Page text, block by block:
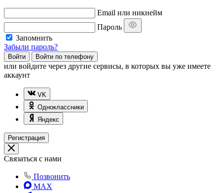
Email или никнейм
Пароль
Запомнить
Забыли пароль?
Войти Войти по телефону
или войдите через другие сервисы, в которых вы уже имеете
аккаунт
VK
Одноклассники
Яндекс
Регистрация
Связаться с нами
Позвонить
MAX